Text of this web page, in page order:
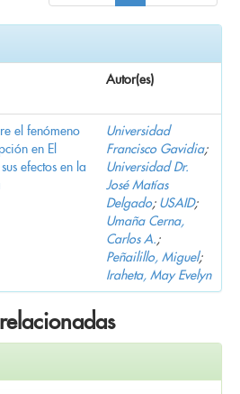
Autor(es)
el fenómeno
en El
efectos en la
Universidad
Francisco Gavidia;
Universidad Dr.
José Matías
Delgado; USAID;
Umaña Cerna,
Carlos A.;
Peñailillo, Miguel;
Iraheta, May Evelyn